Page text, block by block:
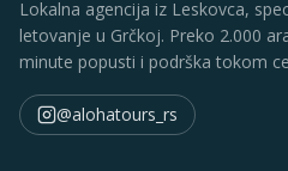
Lokalna agencija iz Leskovca,
letovanje u Grčkoj. Preko 2.000
minute popusti i podrška tokom
@alohatours_rs